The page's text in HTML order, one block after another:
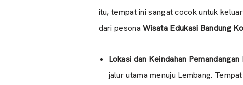
itu, tempat ini sangat cocok untuk
dari pesonaWisata Edukasi Bandung
Lokasi dan Keindahan Pemandangan
jalur utama menuju Lembang.